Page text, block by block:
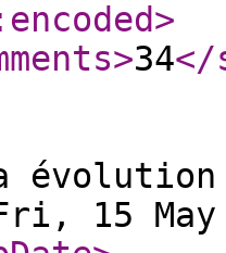
>
>34</
évolution
15 May